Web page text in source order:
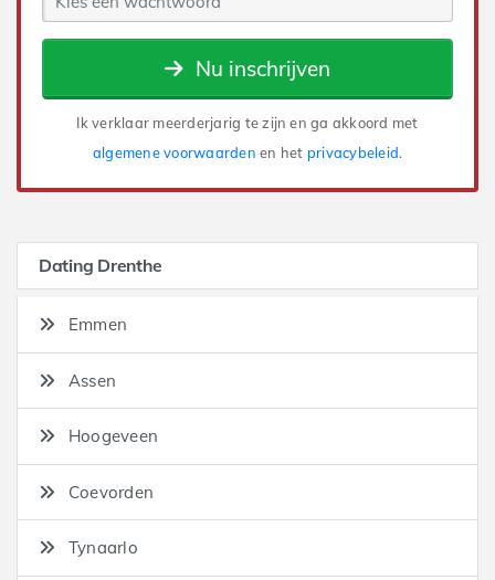
Nu inschrijven
Ik verklaar meerderjarig te zijn en ga akkoord met
algemene voorwaarden en het privacybeleid.
Dating Drenthe
Emmen
Assen
Hoogeveen
Coevorden
Tynaarlo